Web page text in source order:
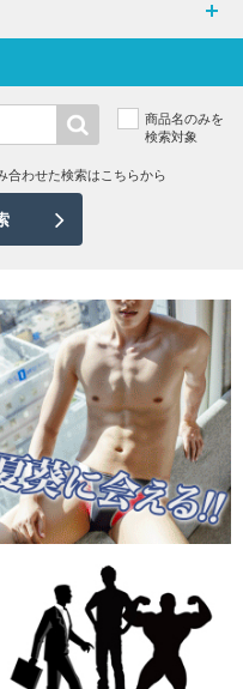
商品名のみを
検索対象
合わせた検索はこちらから